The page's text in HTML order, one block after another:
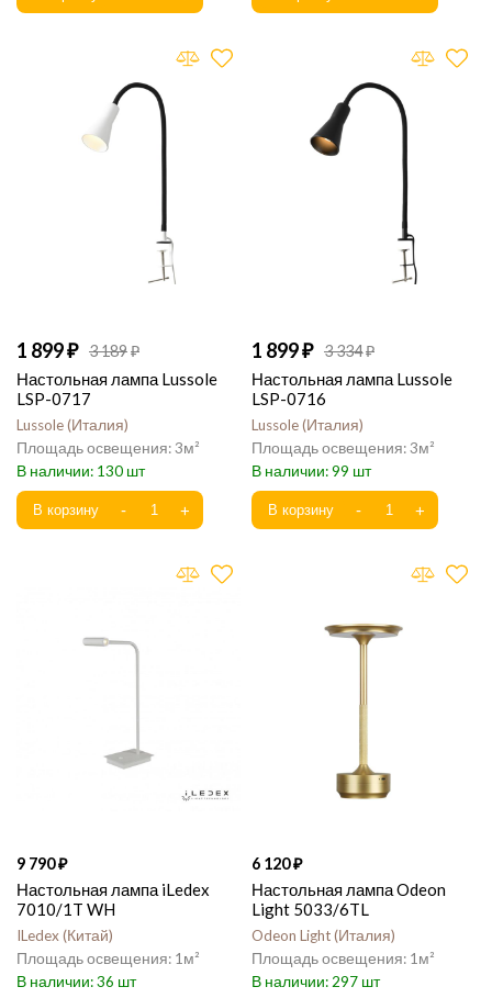
1 899 3 189
Настольная лампа Lussole
LSP-0717
Lussole Италия
3
130
1 899 3 334
Настольная лампа Lussole
LSP-0716
Lussole Италия
3
99
9 790
Настольная лампа iLedex
7010/1T WH
ILedex Китай
1
36
6 120
Настольная лампа Odeon
Light 5033/6TL
Odeon Light Италия
1
297